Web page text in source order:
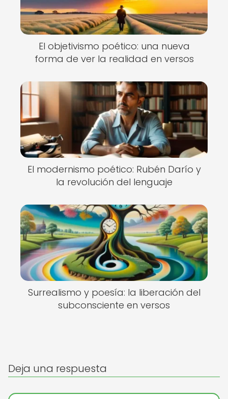
El objetivismo poético: una nueva
forma de ver la realidad en versos
El modernismo poético: Rubén Darío y
la revolución del lenguaje
Surrealismo y poesía: la liberación del
subconsciente en versos
Deja una respuesta